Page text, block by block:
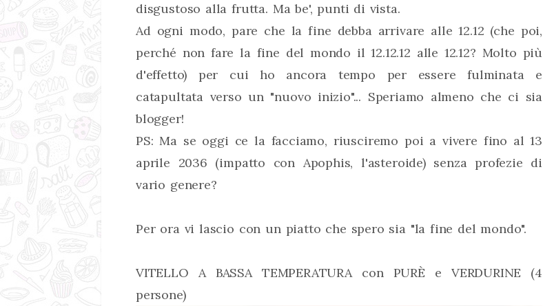
disgustoso alla frutta. Ma be', punti di vista.
Ad ogni modo, pare che la fine debba arrivare alle 12.12 (che poi,
perché non fare la fine del mondo il 12.12.12 alle 12.12? Molto più
d'effetto) per cui ho ancora tempo per essere fulminata e
catapultata verso un "nuovo inizio"... Speriamo almeno che ci sia
blogger!
PS: Ma se oggi ce la facciamo, riusciremo poi a vivere fino al 13
aprile 2036 (impatto con Apophis, l'asteroide) senza profezie di
vario genere?
Per ora vi lascio con un piatto che spero sia "la fine del mondo".
VITELLO A BASSA TEMPERATURA con PURÈ e VERDURINE (4
persone)